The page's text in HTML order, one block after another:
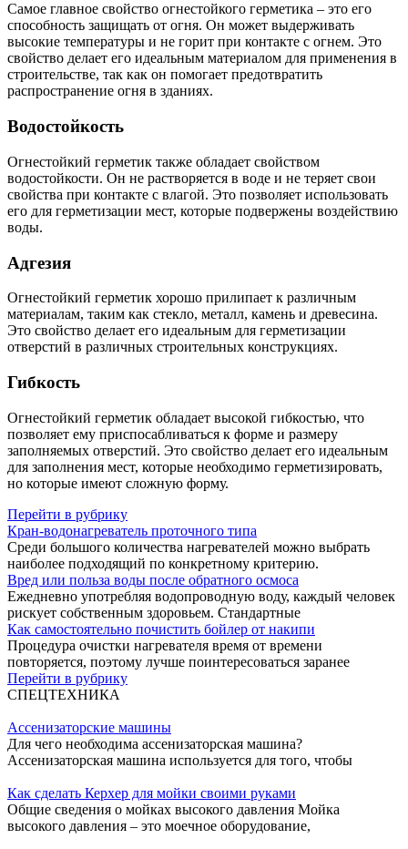
Самое главное свойство огнестойкого герметика – это его
способность защищать от огня. Он может выдерживать
высокие температуры и не горит при контакте с огнем. Это
свойство делает его идеальным материалом для применения в
строительстве, так как он помогает предотвратить
распространение огня в зданиях.
Водостойкость
Огнестойкий герметик также обладает свойством
водостойкости. Он не растворяется в воде и не теряет свои
свойства при контакте с влагой. Это позволяет использовать
его для герметизации мест, которые подвержены воздействию
воды.
Адгезия
Огнестойкий герметик хорошо прилипает к различным
материалам, таким как стекло, металл, камень и древесина.
Это свойство делает его идеальным для герметизации
отверстий в различных строительных конструкциях.
Гибкость
Огнестойкий герметик обладает высокой гибкостью, что
позволяет ему приспосабливаться к форме и размеру
заполняемых отверстий. Это свойство делает его идеальным
для заполнения мест, которые необходимо герметизировать,
но которые имеют сложную форму.
Перейти в рубрику
Кран-водонагреватель проточного типа
Среди большого количества нагревателей можно выбрать
наиболее подходящий по конкретному критерию.
Вред или польза воды после обратного осмоса
Ежедневно употребляя водопроводную воду, каждый человек
рискует собственным здоровьем. Стандартные
Как самостоятельно почистить бойлер от накипи
Процедура очистки нагревателя время от времени
повторяется, поэтому лучше поинтересоваться заранее
Перейти в рубрику
СПЕЦТЕХНИКА
Ассенизаторские машины
Для чего необходима ассенизаторская машина?
Ассенизаторская машина используется для того, чтобы
Как сделать Керхер для мойки своими руками
Общие сведения о мойках высокого давления Мойка
высокого давления – это моечное оборудование,